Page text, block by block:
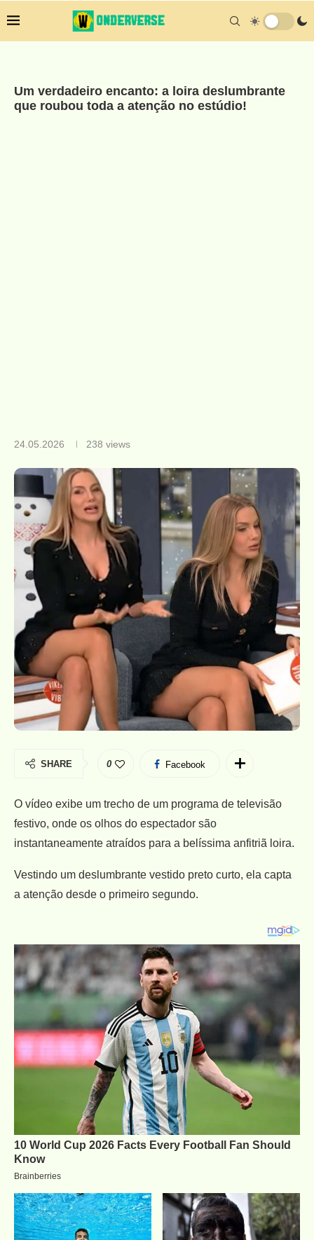
Um verdadeiro encanto: a loira deslumbrante
que roubou toda a atenção no estúdio!
24.05.2026 238 views
SHARE 0 Facebook
O vídeo exibe um trecho de um programa de televisão
festivo, onde os olhos do espectador são
instantaneamente atraídos para a belíssima anfitriã loira.
Vestindo um deslumbrante vestido preto curto, ela capta
a atenção desde o primeiro segundo.